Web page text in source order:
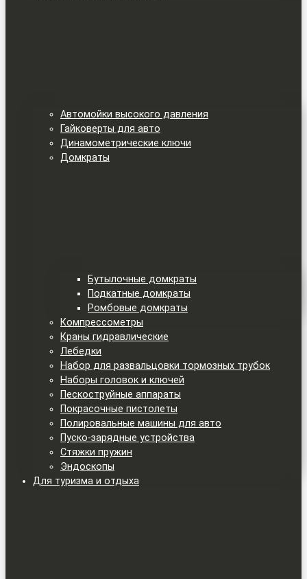
Автомойки высокого давления
Гайковерты для авто
Динамометрические ключи
Домкраты
Бутылочные домкраты
Подкатные домкраты
Ромбовые домкраты
Компрессометры
Краны гидравлические
Лебедки
Набор для развальцовки тормозных трубок
Наборы головок и ключей
Пескоструйные аппараты
Покрасочные пистолеты
Полировальные машины для авто
Пуско-зарядные устройства
Стяжки пружин
Эндоскопы
Для туризма и отдыха